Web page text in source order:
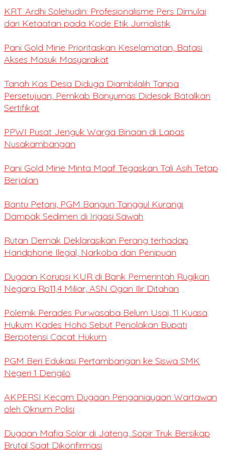
KRT. Ardhi Solehudin: Profesionalisme Pers Dimulai
dari Ketaatan pada Kode Etik Jurnalistik
Pani Gold Mine Prioritaskan Keselamatan, Batasi
Akses Masuk Masyarakat
Tanah Kas Desa Diduga Diambilalih Tanpa
Persetujuan, Pemkab Banyumas Didesak Batalkan
Sertifikat
PPWI Pusat Jenguk Warga Binaan di Lapas
Nusakambangan
Pani Gold Mine Minta Maaf Tegaskan Tali Asih Tetap
Berjalan
Bantu Petani, PGM Bangun Tanggul Kurangi
Dampak Sedimen di Irigasi Sawah
Rutan Demak Deklarasikan Perang terhadap
Handphone Ilegal, Narkoba dan Penipuan
Dugaan Korupsi KUR di Bank Pemerintah Rugikan
Negara Rp11,4 Miliar, ASN Ogan Ilir Ditahan
Polemik Perades Purwasaba Belum Usai, 11 Kuasa
Hukum Kades Hoho Sebut Penolakan Bupati
Berpotensi Cacat Hukum
PGM Beri Edukasi Pertambangan ke Siswa SMK
Negeri 1 Dengilo
AKPERSI Kecam Dugaan Penganiayaan Wartawan
oleh Oknum Polisi
Dugaan Mafia Solar di Jateng, Sopir Truk Bersikap
Brutal Saat Dikonfirmasi